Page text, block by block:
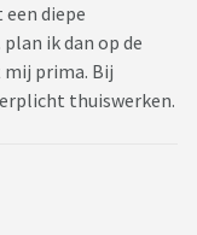
diepe
ik dan op de
prima. Bij
thuiswerken.